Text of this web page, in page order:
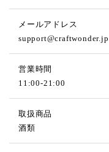
メールアドレス
support@craftwonder.jp
営業時間
11:00-21:00
取扱商品
酒類